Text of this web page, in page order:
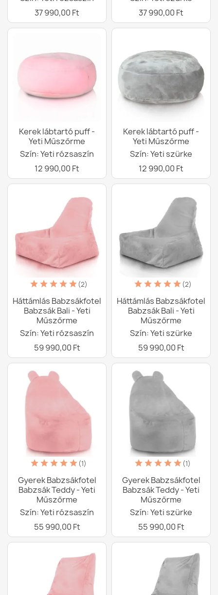
37 990,00 Ft
37 990,00 Ft
Kerek lábtartó puff -
Yeti Műszőrme
Szín: Yeti rózsaszín
12 990,00 Ft
Kerek lábtartó puff -
Yeti Műszőrme
Szín: Yeti szürke
12 990,00 Ft
(2)
Háttámlás Babzsákfotel
Babzsák Bali - Yeti
Műszőrme
Szín: Yeti rózsaszín
59 990,00 Ft
(2)
Háttámlás Babzsákfotel
Babzsák Bali - Yeti
Műszőrme
Szín: Yeti szürke
59 990,00 Ft
(1)
Gyerek Babzsákfotel
Babzsák Teddy - Yeti
Műszőrme
Szín: Yeti rózsaszín
55 990,00 Ft
(1)
Gyerek Babzsákfotel
Babzsák Teddy - Yeti
Műszőrme
Szín: Yeti szürke
55 990,00 Ft